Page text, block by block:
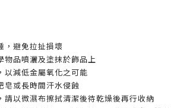
，避免拉扯損壞
物品噴灑及塗抹於飾品上
以減低金屬氧化之可能
皂或長時間汗水侵蝕
請以微濕布擦拭清潔後待乾燥後再行收納